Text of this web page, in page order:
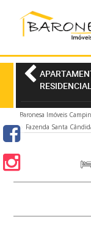
Baronesa Imóveis
Fazenda Santa